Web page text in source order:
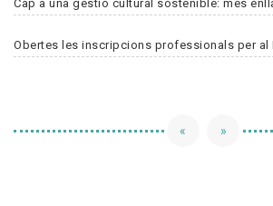
Cap a una gestió cultural sostenible: més
Obertes les inscripcions professionals per al
« »